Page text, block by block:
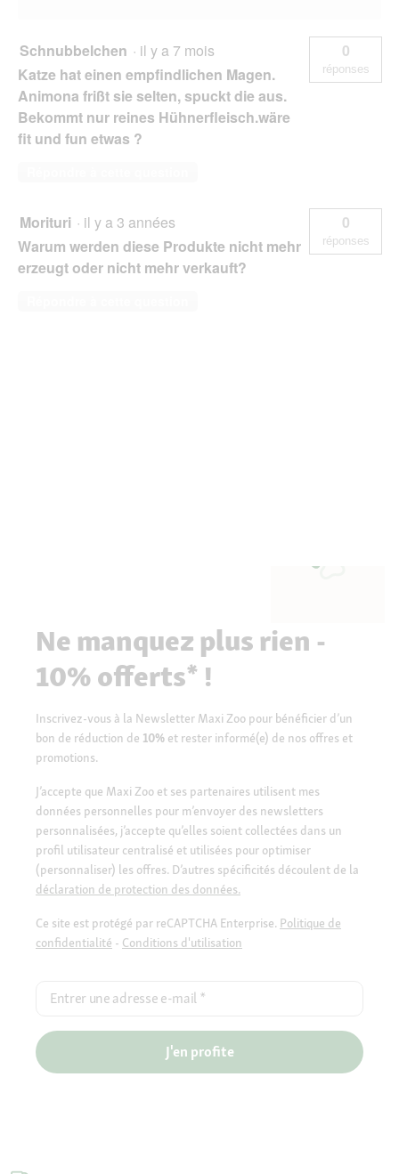
Schnubbelchen · il y a 7 mois
Katze hat einen empfindlichen Magen.
Animona frißt sie selten, spuckt die aus.
Bekommt nur reines Hühnerfleisch.wäre
fit und fun etwas ?
0
réponses
Morituri · il y a 3 années
Warum werden diese Produkte nicht mehr
erzeugt oder nicht mehr verkauft?
0
réponses
Ne manquez plus rien -
10% offerts* !
Inscrivez-vous à la Newsletter Maxi Zoo pour bénéficier d’un
bon de réduction de 10% et rester informé(e) de nos offres et
promotions.
J’accepte que Maxi Zoo et ses partenaires utilisent mes
données personnelles pour m’envoyer des newsletters
personnalisées, j’accepte qu’elles soient collectées dans un
profil utilisateur centralisé et utilisées pour optimiser
(personnaliser) les offres. D’autres spécificités découlent de la
déclaration de protection des données.
Ce site est protégé par reCAPTCHA Enterprise. Politique de
confidentialité - Conditions d'utilisation
Entrer une adresse e-mail *
J'en profite